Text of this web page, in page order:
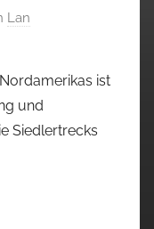
Lan
ist
und
Siedlertrecks